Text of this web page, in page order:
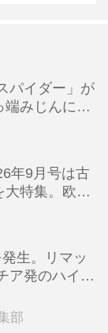
パイダー」が
端みじんにな
年9月号は古
大特集。欧州
生。リマッ
ア発のハイパ
部